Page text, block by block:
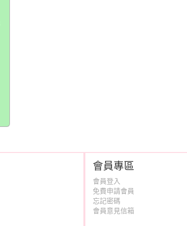
會員專區
會員登入
免費申請會員
忘記密碼
會員意見信箱